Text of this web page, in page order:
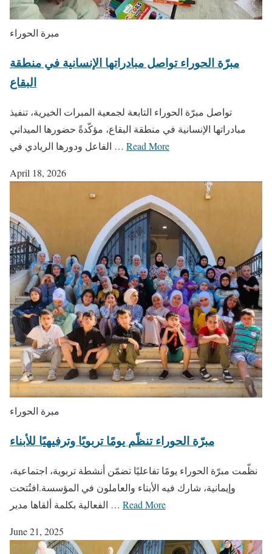
مبرة الحوراء
مبرّة الحوراء تواصل مبادراتها الإنسانية في منطقة
البقاع
تواصل مبرّة الحوراء التابعة لجمعية المبرات الخيرية، تنفيذ
مبادراتها الإنسانية في منطقة البقاع، مؤكّدةً حضورها الميداني
الفاعل ودورها الريادي في … Read More
April 18, 2026
مبرة الحوراء
مبرّة الحوراء تنظّم يومًا تربويًا وترفيهيًا للأبناء
نظّمت مبرّة الحوراء يومًا تفاعليًا تضمّن أنشطة تربوية، اجتماعية،
وإيمانية، شارك فيه الأبناء والعاملون في المؤسسة.افتُتحت
الفعالية بكلمة ألقاها مدير … Read More
June 21, 2025